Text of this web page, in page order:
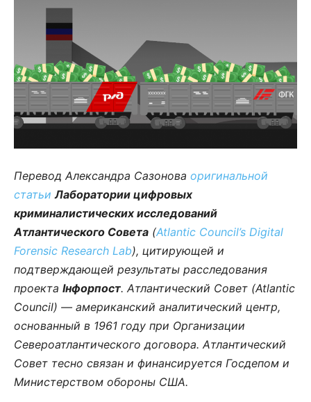
Перевод Александра Сазонова оригинальной
статьи Лаборатории цифровых
криминалистических исследований
Атлантического Совета (Atlantic Council’s Digital
Forensic Research Lab), цитирующей и
подтверждающей результаты расследования
проекта Інфорпост. Атлантический Совет (Atlantic
Council) — американский аналитический центр,
основанный в 1961 году при Организации
Североатлантического договора. Атлантический
Совет тесно связан и финансируется Госдепом и
Министерством обороны США.